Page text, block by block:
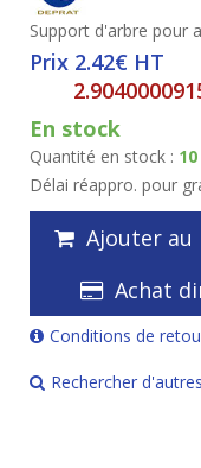
Support d'arbre pour
Prix 2.42€ HT
En stock
Quantité en stock : 10
Délai réappro. pour
Ajouter au
Achat
Conditions de
Rechercher